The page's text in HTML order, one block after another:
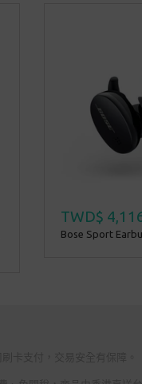
TWD$
Bose Sport